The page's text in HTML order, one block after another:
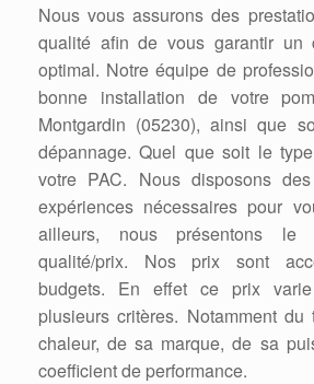
Nous vous assurons des
qualité afin de vous garantir un
optimal. Notre équipe de
bonne installation de votre
Montgardin (05230), ainsi que
dépannage. Quel que soit le
votre PAC. Nous disposons
expériences nécessaires pour
ailleurs, nous présentons le
qualité/prix. Nos prix sont
budgets. En effet ce prix
plusieurs critères. Notamment
chaleur, de sa marque, de sa
coefficient de performance.